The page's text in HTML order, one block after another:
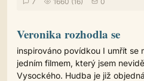
Veronika rozhodla se
inspirováno povídkou I umřít se
jedním filmem, který jsem
Vysockého. Hudba je již